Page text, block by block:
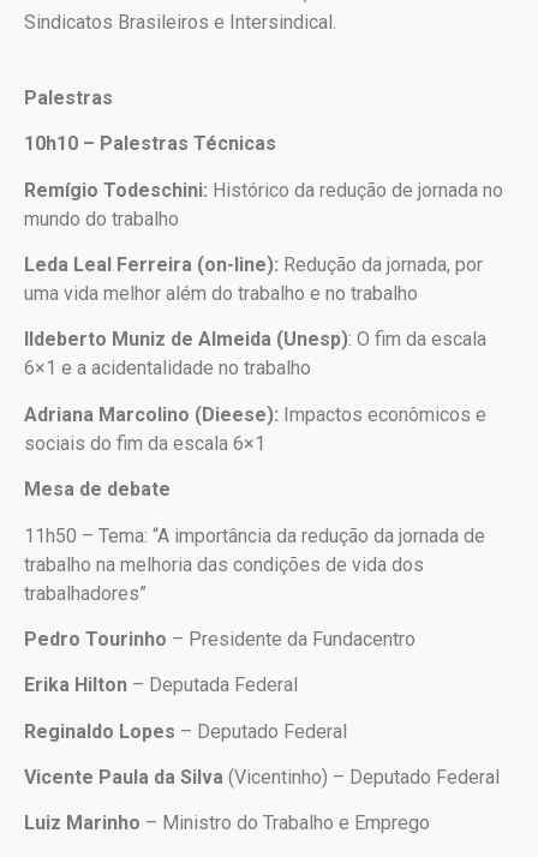
Sindicatos Brasileiros e Intersindical.
Palestras
10h10 – Palestras Técnicas
Remígio Todeschini: Histórico da redução de jornada no
mundo do trabalho
Leda Leal Ferreira (on-line): Redução da jornada, por
uma vida melhor além do trabalho e no trabalho
Ildeberto Muniz de Almeida (Unesp): O fim da escala
6×1 e a acidentalidade no trabalho
Adriana Marcolino (Dieese): Impactos econômicos e
sociais do fim da escala 6×1
Mesa de debate
11h50 – Tema: “A importância da redução da jornada de
trabalho na melhoria das condições de vida dos
trabalhadores”
Pedro Tourinho – Presidente da Fundacentro
Erika Hilton – Deputada Federal
Reginaldo Lopes – Deputado Federal
Vicente Paula da Silva (Vicentinho) – Deputado Federal
Luiz Marinho – Ministro do Trabalho e Emprego